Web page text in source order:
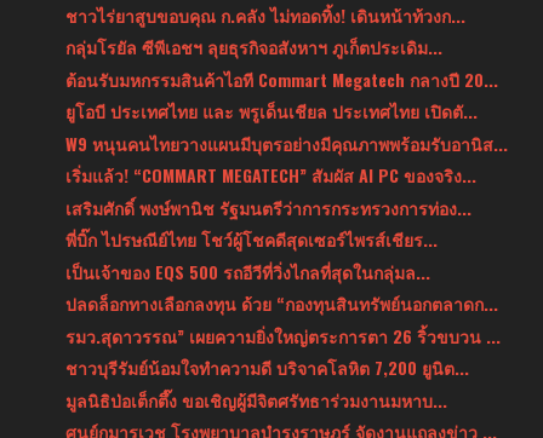
ชาวไร่ยาสูบขอบคุณ ก.คลัง ไม่ทอดทิ้ง! เดินหน้าท้วงก...
กลุ่มโรยัล ซีพีเอชฯ ลุยธุรกิจอสังหาฯ ภูเก็ตประเดิม...
ต้อนรับมหกรรมสินค้าไอที Commart Megatech กลางปี 20...
ยูโอบี ประเทศไทย และ พรูเด็นเชียล ประเทศไทย เปิดตั...
W9 หนุนคนไทยวางแผนมีบุตรอย่างมีคุณภาพพร้อมรับอานิส...
เริ่มแล้ว! “COMMART MEGATECH” สัมผัส AI PC ของจริง...
เสริมศักดิ์ พงษ์พานิช รัฐมนตรีว่าการกระทรวงการท่อง...
พี่บิ๊ก ไปรษณีย์ไทย โชว์ผู้โชคดีสุดเซอร์ไพรส์เชียร...
เป็นเจ้าของ EQS 500 รถอีวีที่วิ่งไกลที่สุดในกลุ่มล...
ปลดล็อกทางเลือกลงทุน ด้วย “กองทุนสินทรัพย์นอกตลาดก...
รมว.สุดาวรรณ” เผยความยิ่งใหญ่ตระการตา 26 ริ้วขบวน ...
ชาวบุรีรัมย์น้อมใจทำความดี บริจาคโลหิต 7,200 ยูนิต...
มูลนิธิป่อเต็กตึ๊ง ขอเชิญผู้มีจิตศรัทธาร่วมงานมหาบ...
ศูนย์กุมารเวช โรงพยาบาลบำรุงราษฎร์ จัดงานแถลงข่าว ...